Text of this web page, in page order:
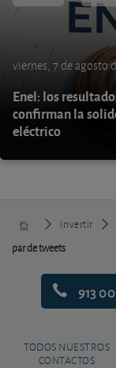
viernes, 7 de agosto
Enel: los
confirman la
eléctrico
Invertir
par de tweets
913
TODOS NUESTROS
CONTACTOS